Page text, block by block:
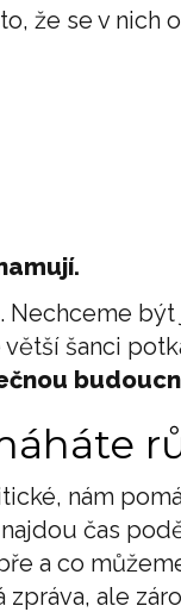
že se v nich
Nechceme
šanci
nám
čas
a co
ale